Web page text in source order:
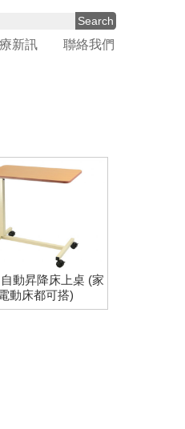
Search
新訊 聯絡我們
動昇降床上桌 (家
動床都可搭)